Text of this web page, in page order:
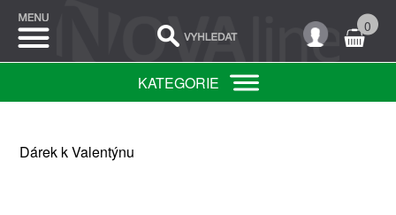
0
KATEGORIE
Dárek k Valentýnu